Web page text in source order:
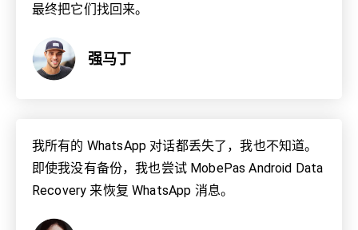
最终把它们找回来。
强马丁
我所有的 WhatsApp 对话都丢失了，我也不知道。
即使我没有备份，我也尝试 MobePas Android Data
Recovery 来恢复 WhatsApp 消息。